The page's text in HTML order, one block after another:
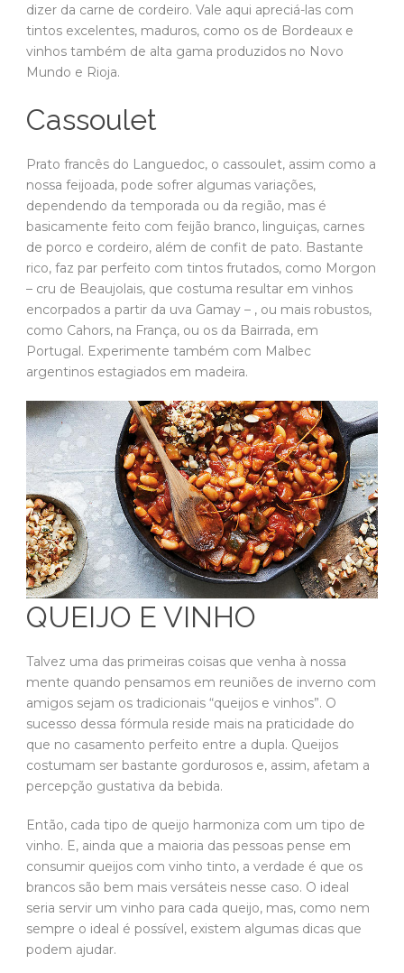
dizer da carne de cordeiro. Vale aqui apreciá-las com
tintos excelentes, maduros, como os de Bordeaux e
vinhos também de alta gama produzidos no Novo
Mundo e Rioja.
Cassoulet
Prato francês do Languedoc, o cassoulet, assim como a
nossa feijoada, pode sofrer algumas variações,
dependendo da temporada ou da região, mas é
basicamente feito com feijão branco, linguiças, carnes
de porco e cordeiro, além de confit de pato. Bastante
rico, faz par perfeito com tintos frutados, como Morgon
– cru de Beaujolais, que costuma resultar em vinhos
encorpados a partir da uva Gamay – , ou mais robustos,
como Cahors, na França, ou os da Bairrada, em
Portugal. Experimente também com Malbec
argentinos estagiados em madeira.
QUEIJO E VINHO
Talvez uma das primeiras coisas que venha à nossa
mente quando pensamos em reuniões de inverno com
amigos sejam os tradicionais “queijos e vinhos”. O
sucesso dessa fórmula reside mais na praticidade do
que no casamento perfeito entre a dupla. Queijos
costumam ser bastante gordurosos e, assim, afetam a
percepção gustativa da bebida.
Então, cada tipo de queijo harmoniza com um tipo de
vinho. E, ainda que a maioria das pessoas pense em
consumir queijos com vinho tinto, a verdade é que os
brancos são bem mais versáteis nesse caso. O ideal
seria servir um vinho para cada queijo, mas, como nem
sempre o ideal é possível, existem algumas dicas que
podem ajudar.